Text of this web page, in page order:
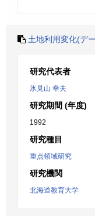
土地利用変化(デ
研究代表者
氷見山 幸夫
研究期間 (年度)
1992
研究種目
重点領域研究
研究機関
北海道教育大学